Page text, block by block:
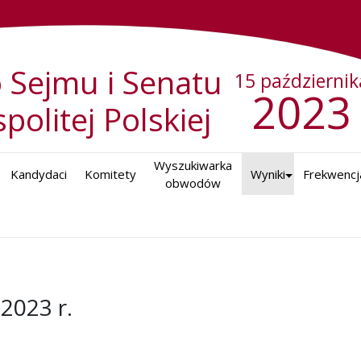
i Senatu
Polskiej
2023
15
Kandydaci Komitety
Wyszukiwarka
obwodów
Wyniki
r.